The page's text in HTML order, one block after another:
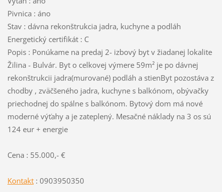
Pivnica : áno
Stav : dávna rekonštrukcia jadra, kuchyne a podláh
Energetický certifikát : C
Popis : Ponúkame na predaj 2- izbový byt v žiadanej lokalite
Žilina - Bulvár. Byt o celkovej výmere 59m² je po dávnej
rekonštrukcii jadra(murované) podláh a stienByt pozostáva z
chodby , zväčšeného jadra, kuchyne s balkónom, obývačky
priechodnej do spálne s balkónom. Bytový dom má nové
moderné výťahy a je zateplený. Mesačné náklady na 3 os sú
124 eur + energie
Cena : 55.000,- €
Kontakt: 0903950350